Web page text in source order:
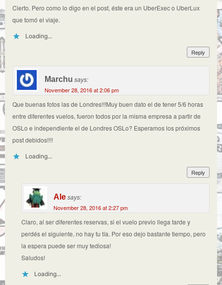
Cierto. Pero como lo digo en el post, éste era un UberExec o UberLux
que tomó el viaje.
Loading...
Reply
Marchu says:
November 28, 2016 at 2:06 pm
Que buenas fotos las de Londres!!!Muy buen dato el de tener 5/6 horas
entre diferentes vuelos, fueron todos por la misma empresa a partir de
OSLo e independiente el de Londres OSLo? Esperamos los próximos
post debidos!!!!
Loading...
Reply
Alesays:
November 28, 2016 at 2:27 pm
Claro, al ser diferentes reservas, si el vuelo previo llega tarde y
perdés el siguiente, no hay tu tía. Por eso dejo bastante tiempo, pero
la espera puede ser muy tediosa!
Saludos!
Loading...